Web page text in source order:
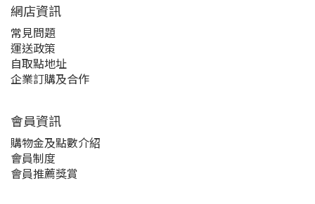
網店資訊
常見問題
運送政策
自取點地址
企業訂購及合作
會員資訊
購物金及點數介紹
會員制度
會員推薦獎賞